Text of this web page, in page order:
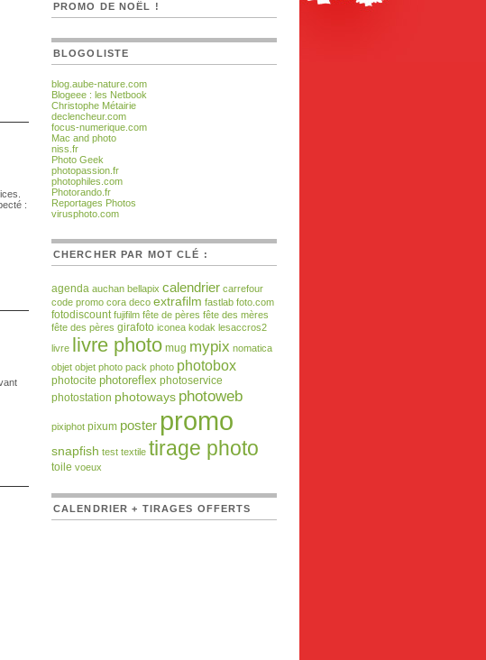
:
PROMO DE NOËL !
BLOGOLISTE
blog.aube-nature.com
Blogeee : les Netbook
Christophe Métairie
declencheur.com
focus-numerique.com
Mac and photo
niss.fr
Photo Geek
photopassion.fr
photophiles.com
Photorando.fr
Reportages Photos
virusphoto.com
CHERCHER PAR MOT CLÉ :
agenda auchan bellapix calendrier carrefour
code promo cora deco extrafilm fastlab foto.com
fotodiscount fujifilm fête de pères fête des mères
fête des pères girafoto iconea kodak lesaccros2
livre livre photo mug mypix nomatica
objet objet photo pack photo photobox
photocite photoreflex photoservice
photostation photoways photoweb
pixiphot pixum poster promo
snapfish test textile tirage photo
toile voeux
CALENDRIER + TIRAGES OFFERTS